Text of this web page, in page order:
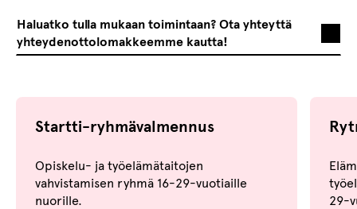
Haluatko tulla mukaan toimintaan? Ota yhteyttä
yhteydenottolomakkeemme kautta!
Startti-ryhmävalmennus
Opiskelu- ja työelämätaitojen
vahvistamisen ryhmä 16-29-vuotiaille
nuorille.
29-